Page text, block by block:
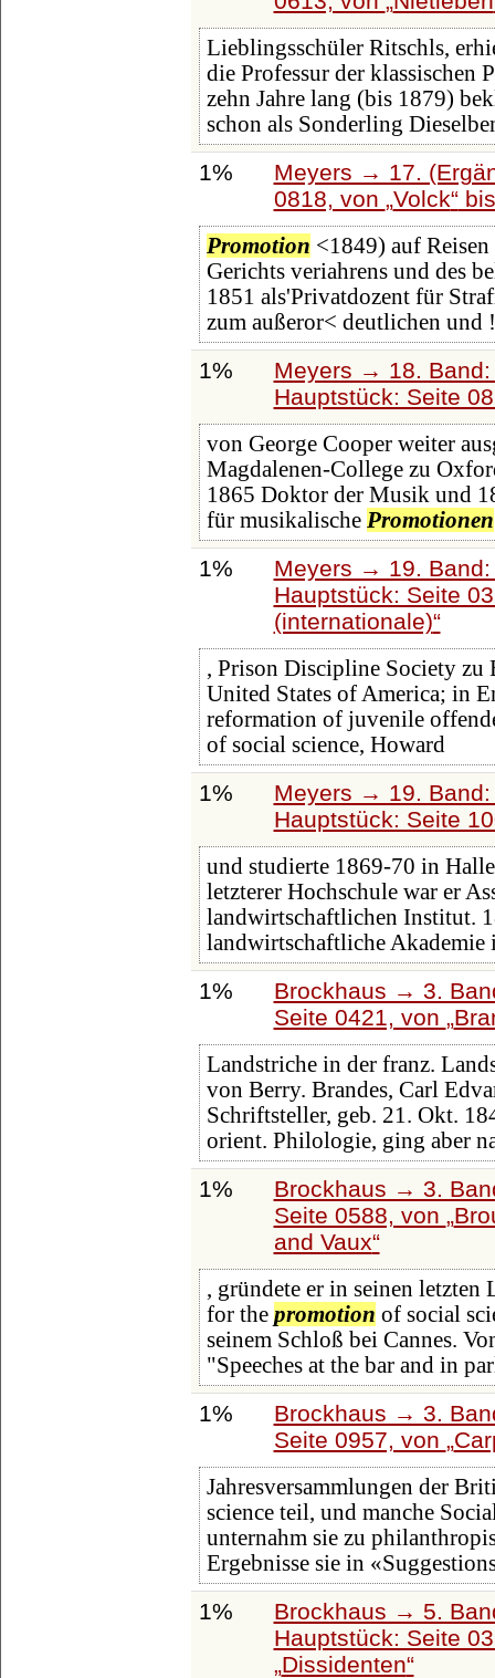
Lieblingsschüler Ritschls,
die Professur der klassischen
zehn Jahre lang (bis 1879)
schon als Sonderling
1%
Meyers → 17.
0818, von Volck
Promotion <1849) auf
Gerichts veriahrens und des
1851 als'Privatdozent für
zum außeror< deutlichen und
1%
Meyers → 18.
Hauptstück: Seite
von George Cooper weiter
Magdalenen-College zu
1865 Doktor der Musik und
für musikalische Promotionen
1%
Meyers → 19.
Hauptstück: Seite
(internationale)
, Prison Discipline Society zu
United States of America; in
reformation of juvenile
of social science, Howard
1%
Meyers → 19.
Hauptstück: Seite
und studierte 1869-70 in
letzterer Hochschule war er
landwirtschaftlichen Institut.
landwirtschaftliche Akademie
1%
Brockhaus → 3.
Seite 0421, von
Landstriche in der franz.
von Berry. Brandes, Carl
Schriftsteller, geb. 21. Okt.
orient. Philologie, ging aber
1%
Brockhaus → 3.
Seite 0588, von
and Vaux
, gründete er in seinen letzten
for the promotion of social
seinem Schloß bei Cannes.
"Speeches at the bar and in
1%
Brockhaus → 3.
Seite 0957, von
Jahresversammlungen der
science teil, und manche
unternahm sie zu
Ergebnisse sie in
1%
Brockhaus → 5.
Hauptstück: Seite
Dissidenten